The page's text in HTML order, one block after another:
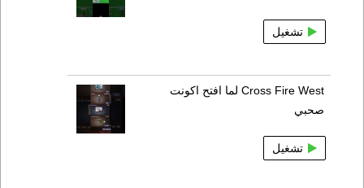
تشغيل
Cross Fire West لما افتح اكونت
صحبي
تشغيل